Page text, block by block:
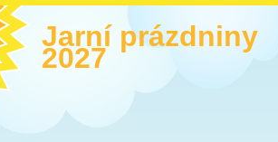
Jarní prázdniny
2027